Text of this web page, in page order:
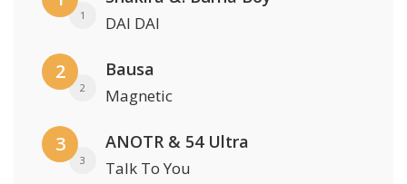
1 DAI DAI
2
2
Bausa
Magnetic
3
3
ANOTR & 54 Ultra
Talk To You